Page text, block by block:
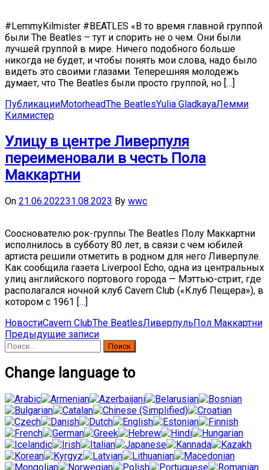
#LemmyKilmister #BEATLES «В то время главной группой
были The Beatles – тут и спорить не о чем. Они были
лучшей группой в мире. Ничего подобного больше
никогда не будет, и чтобы понять мои слова, надо было
видеть это своими глазами. Теперешняя молодежь
думает, что The Beatles были просто группой, но […]
ПубликацииMotorheadThe BeatlesYulia GladkayaЛемми
Килмистер
Улицу в центре Ливерпуля
переименовали в честь Пола
Маккартни
On 21.06.202231.08.2023 By wwc
Сооснователю рок-группы The Beatles Полу Маккартни
исполнилось в субботу 80 лет, в связи с чем юбилей
артиста решили отметить в родном для него Ливерпуле.
Как сообщила газета Liverpool Echo, одна из центральных
улиц английского портового города — Мэттью-стрит, где
располагался ночной клуб Cavern Club («Клуб Пещера»), в
котором с 1961 […]
НовостиCavern ClubThe BeatlesЛиверпуль Пол Маккартни
Навигация
по
записям
Предыдущие записи
Найти:
Change language to